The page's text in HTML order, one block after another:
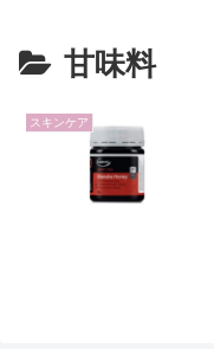
甘味料
スキンケア